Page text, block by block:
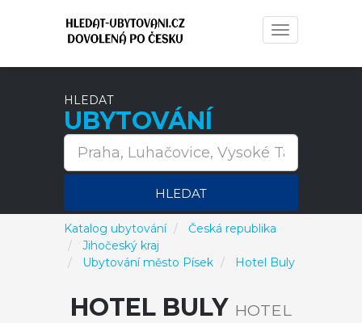
Toggle
navigation
HLEDAT
UBYTOVÁNÍ
HLEDAT
Katalog ubytování
Česká republika
Jihočeský kraj
Ubytování město Písek
Hotel Buly
HOTEL BULY HOTEL